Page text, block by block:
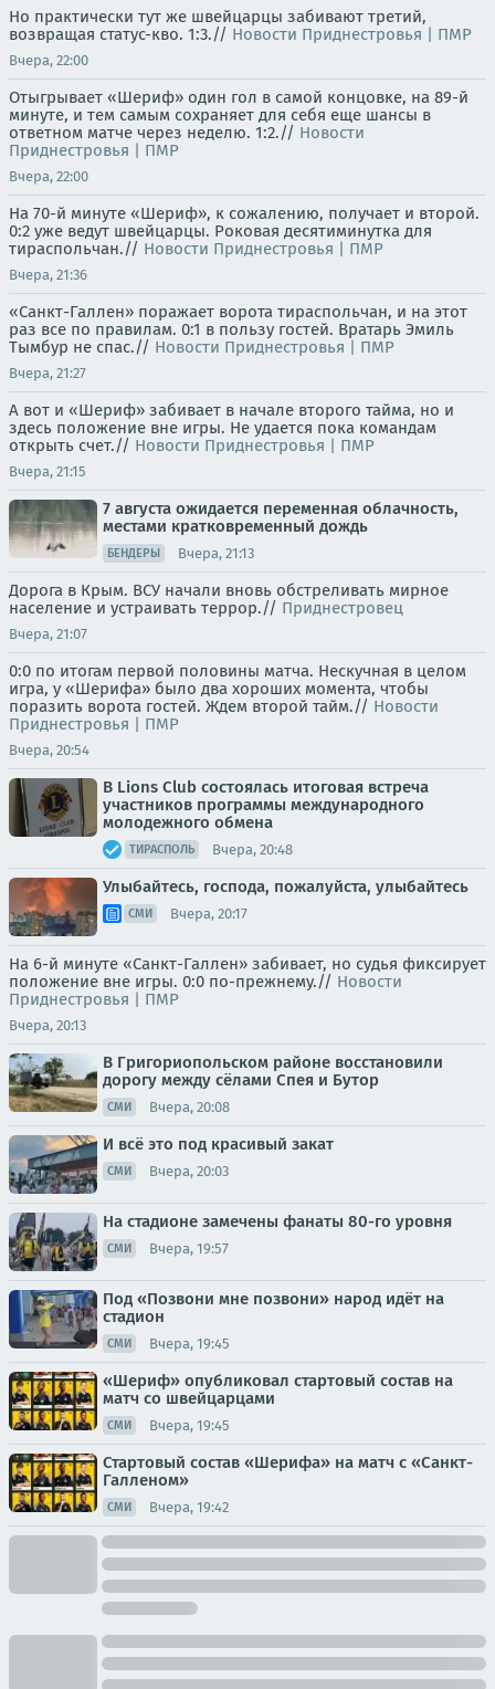
Но практически тут же швейцарцы забивают третий,
возвращая статус-кво. 1:3.// Новости Приднестровья | ПМР
Вчера, 22:00
Отыгрывает «Шериф» один гол в самой концовке, на 89-й
минуте, и тем самым сохраняет для себя еще шансы в
ответном матче через неделю. 1:2.// Новости
Приднестровья | ПМР
Вчера, 22:00
На 70-й минуте «Шериф», к сожалению, получает и второй.
0:2 уже ведут швейцарцы. Роковая десятиминутка для
тираспольчан.// Новости Приднестровья | ПМР
Вчера, 21:36
«Санкт-Галлен» поражает ворота тираспольчан, и на этот
раз все по правилам. 0:1 в пользу гостей. Вратарь Эмиль
Тымбур не спас.// Новости Приднестровья | ПМР
Вчера, 21:27
А вот и «Шериф» забивает в начале второго тайма, но и
здесь положение вне игры. Не удается пока командам
открыть счет.// Новости Приднестровья | ПМР
Вчера, 21:15
7 августа ожидается переменная облачность,
местами кратковременный дождь
БЕНДЕРЫ Вчера, 21:13
Дорога в Крым. ВСУ начали вновь обстреливать мирное
население и устраивать террор.// Приднестровец
Вчера, 21:07
0:0 по итогам первой половины матча. Нескучная в целом
игра, у «Шерифа» было два хороших момента, чтобы
поразить ворота гостей. Ждем второй тайм.// Новости
Приднестровья | ПМР
Вчера, 20:54
В Lions Club состоялась итоговая встреча
участников программы международного
молодежного обмена
ТИРАСПОЛЬ Вчера, 20:48
Улыбайтесь, господа, пожалуйста, улыбайтесь
СМИ Вчера, 20:17
На 6-й минуте «Санкт-Галлен» забивает, но судья фиксирует
положение вне игры. 0:0 по-прежнему.// Новости
Приднестровья | ПМР
Вчера, 20:13
В Григориопольском районе восстановили
дорогу между сёлами Спея и Бутор
СМИ Вчера, 20:08
И всё это под красивый закат
СМИ Вчера, 20:03
На стадионе замечены фанаты 80-го уровня
СМИ Вчера, 19:57
Под «Позвони мне позвони» народ идёт на
стадион
СМИ Вчера, 19:45
«Шериф» опубликовал стартовый состав на
матч со швейцарцами
СМИ Вчера, 19:45
Стартовый состав «Шерифа» на матч с «Санкт-
Галленом»
СМИ Вчера, 19:42